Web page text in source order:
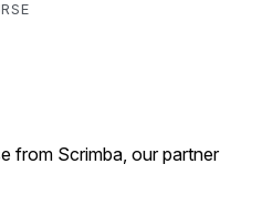
from Scrimba, our partner